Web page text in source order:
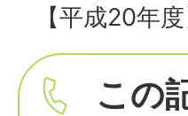
【平成20年
この